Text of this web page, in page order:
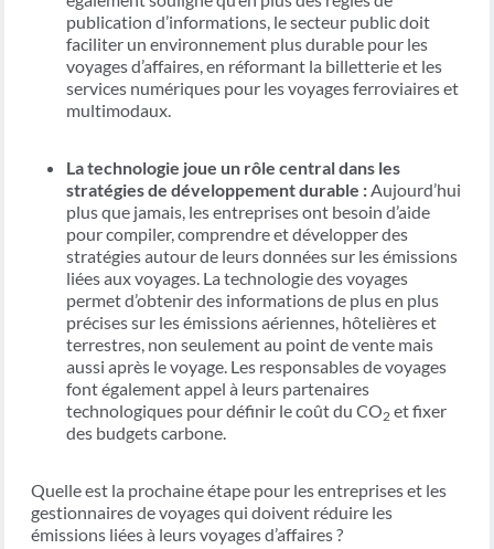
publication d’informations, le secteur public doit
faciliter un environnement plus durable pour les
voyages d’affaires, en réformant la billetterie et les
services numériques pour les voyages ferroviaires et
multimodaux.
La technologie joue un rôle central dans les
stratégies de développement durable :Aujourd’hui
plus que jamais, les entreprises ont besoin d’aide
pour compiler, comprendre et développer des
stratégies autour de leurs données sur les émissions
liées aux voyages. La technologie des voyages
permet d’obtenir des informations de plus en plus
précises sur les émissions aériennes, hôtelières et
terrestres, non seulement au point de vente mais
aussi après le voyage. Les responsables de voyages
font également appel à leurs partenaires
technologiques pour définir le coût du CO2 et fixer
des budgets carbone.
Quelle est la prochaine étape pour les entreprises et les
gestionnaires de voyages qui doivent réduire les
émissions liées à leurs voyages d’affaires ?